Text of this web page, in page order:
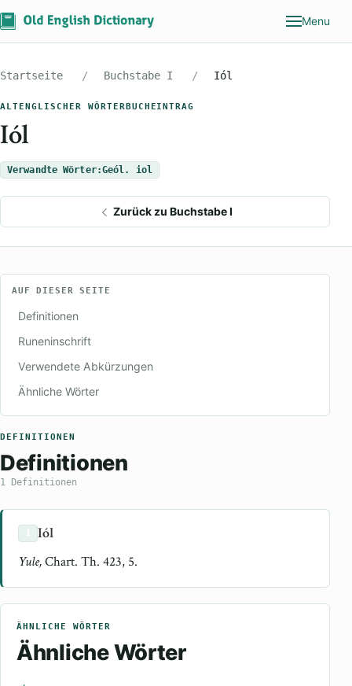
Menu
Startseite Buchstabe I Iól
ALTENGLISCHER WÖRTERBUCHEINTRAG
Iól
Verwandte Wörter:Geól. iol
Zurück zu Buchstabe I
AUF DIESER SEITE
Definitionen
Runeninschrift
Verwendete Abkürzungen
Ähnliche Wörter
DEFINITIONEN
Definitionen
1 Definitionen
Iól
Yule,Chart. Th. 423, 5.
ÄHNLICHE WÖRTER
Ähnliche Wörter